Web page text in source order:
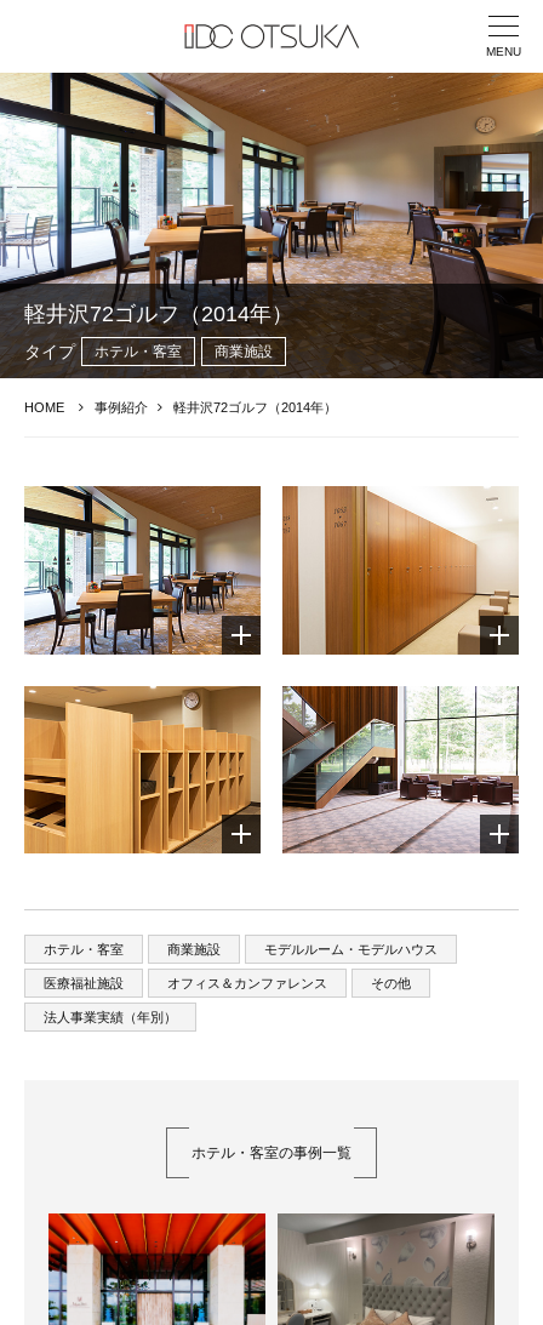
MENU
軽井沢72ゴルフ（2014年）
タイプ ホテル・客室 商業施設
HOME 事例紹介 軽井沢72ゴルフ（2014年）
ホテル・客室 商業施設 モデルルーム・モデルハウス
医療福祉施設 オフィス＆カンファレンス その他
法人事業実績（年別）
ホテル・客室の事例一覧